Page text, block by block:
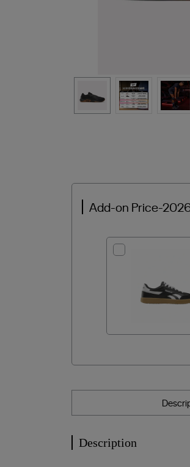
Add-on Price-
Description